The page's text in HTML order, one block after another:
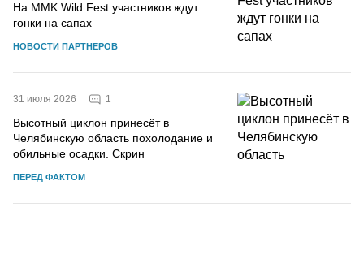
На MMK Wild Fest участников ждут
гонки на сапах
НОВОСТИ ПАРТНЕРОВ
31 июля 2026 1
Высотный циклон принесёт в
Челябинскую область похолодание и
обильные осадки. Скрин
ПЕРЕД ФАКТОМ